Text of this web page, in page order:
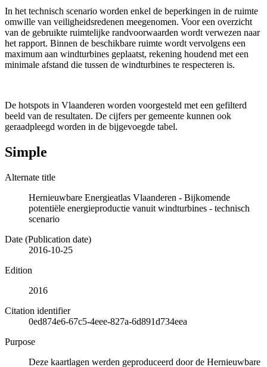
In het technisch scenario worden enkel de beperkingen in de ruimte
omwille van veiligheidsredenen meegenomen. Voor een overzicht
van de gebruikte ruimtelijke randvoorwaarden wordt verwezen naar
het rapport. Binnen de beschikbare ruimte wordt vervolgens een
maximum aan windturbines geplaatst, rekening houdend met een
minimale afstand die tussen de windturbines te respecteren is.
De hotspots in Vlaanderen worden voorgesteld met een gefilterd
beeld van de resultaten. De cijfers per gemeente kunnen ook
geraadpleegd worden in de bijgevoegde tabel.
Simple
Alternate title
Hernieuwbare Energieatlas Vlaanderen - Bijkomende
potentiële energieproductie vanuit windturbines - technisch
scenario
Date (Publication date)
2016-10-25
Edition
2016
Citation identifier
0ed874e6-67c5-4eee-827a-6d891d734eea
Purpose
Deze kaartlagen werden geproduceerd door de Hernieuwbare